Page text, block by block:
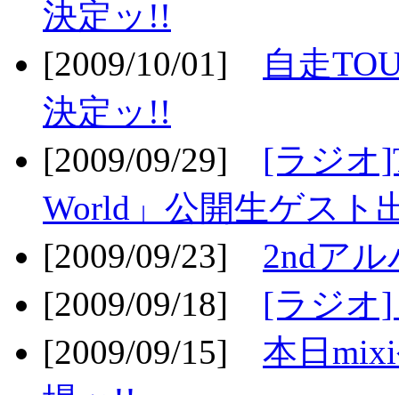
決定ッ!!
[2009/10/01]
自走
決定ッ!!
[2009/09/29] [ラジオ
World」公開生ゲスト
[2009/09/23] 2ndア
[2009/09/18] [ラジオ
[2009/09/15] 本日